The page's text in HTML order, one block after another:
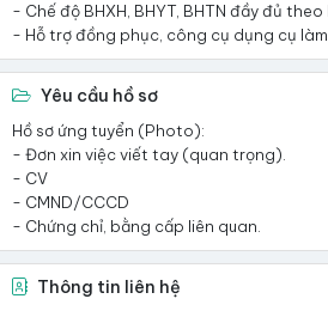
- Chế độ BHXH, BHYT, BHTN đầy đủ
- Hỗ trợ đồng phục, công cụ dụng cụ làm
Yêu cầu hồ sơ
Hồ sơ ứng tuyển (Photo):
- Đơn xin việc viết tay (quan trọng).
- CV
- CMND/CCCD
- Chứng chỉ, bằng cấp liên quan.
Thông tin liên hệ